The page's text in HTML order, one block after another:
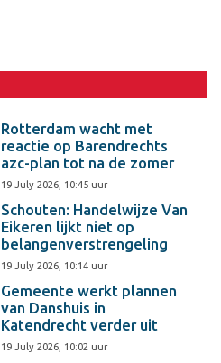
Rotterdam wacht met
reactie op Barendrechts
azc-plan tot na de zomer
19 July 2026, 10:45 uur
Schouten: Handelwijze Van
Eikeren lijkt niet op
belangenverstrengeling
19 July 2026, 10:14 uur
Gemeente werkt plannen
van Danshuis in
Katendrecht verder uit
19 July 2026, 10:02 uur